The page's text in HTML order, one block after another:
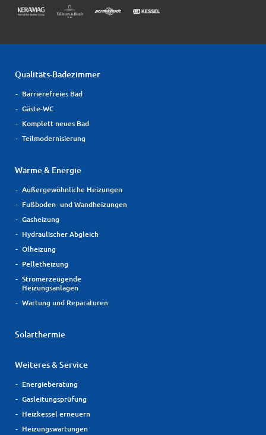
Qualitäts-Badezimmer
Barrierefreies Bad
Gäste-WC
Komplett neues Bad
Teilmodernisierung
Wärme & Energie
Außergewöhnliche Heizungen
Fußboden- und Wandheizungen
Gasheizung
Hydraulischer Abgleich
Ölheizung
Pelletheizung
Stromerzeugende
Heizungsanlagen
Wartung und Reparaturen
Solarthermie
Weiteres & Service
Energieberatung
Gasleitungsprüfung
Heizkessel erneuern
Heizungswartungen